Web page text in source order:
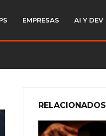
EMPRESAS AI Y DEV
RELACIONADOS